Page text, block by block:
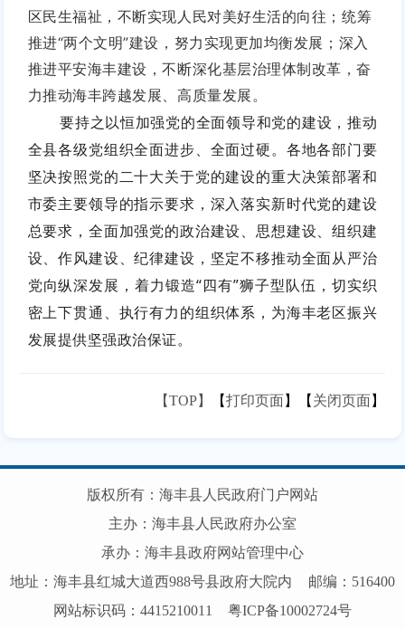
区民生福祉，不断实现人民对美好生活的向往； 统筹
推进“两个文明”建设，努力实现更加均衡发展； 深入
推进平安海丰建设，不断深化基层治理体制改革，奋
力推动海丰跨越发展、高质量发展。
要持之以恒加强党的全面领导和党的建设，推动
全县各级党组织全面进步、全面过硬。各地各部门要
坚决按照党的二十大关于党的建设的重大决策部署和
市委主要领导的指示要求，深入落实新时代党的建设
总要求，全面加强党的政治建设、思想建设、组织建
设、作风建设、纪律建设，坚定不移推动全面从严治
党向纵深发展，着力锻造“四有”狮子型队伍，切实织
密上下贯通、执行有力的组织体系，为海丰老区振兴
发展提供坚强政治保证。
【TOP】 【打印页面】【 关闭页面】
版权所有：海丰县人民政府门户网站
主办：海丰县人民政府办公室
承办：海丰县政府网站管理中心
地址：海丰县红城大道西988号县政府大院内
邮编：516400
网站标识码：4415210011
粤ICP备10002724号